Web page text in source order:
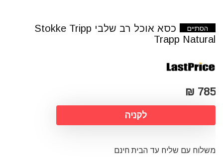
הסתיים
כסא אוכל רב שלבי Stokke Tripp
Trapp Natural
785 ₪
לקניה
משלוח עם שליח עד הבית חינם